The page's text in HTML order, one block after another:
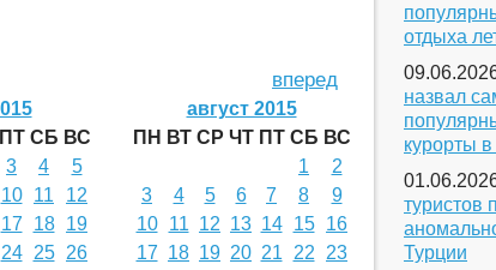
вперед
ПТ СБ ВС
3 4
5
10 11
12
17 18
19
24 25
26
август 2015
ПН ВТ СР ЧТ ПТ СБ ВС
1
2
3
4 5 6 7 8
9
10
11 12 13 14 15
16
17 18 19 20 21 22
23
отдыха
назвал
курорты в
туристов
Турции